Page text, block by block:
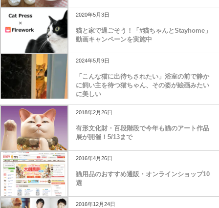
2020年5月3日
猫と家で過ごそう！「#猫ちゃんとStayhome」
動画キャンペーンを実施中
2024年5月9日
「こんな猫に出待ちされたい」浴室の前で静か
に飼い主を待つ猫ちゃん、その姿が絵画みたい
に美しい
2018年2月26日
有形文化財・百段階段で今年も猫のアート作品
展が開催！5/13まで
2016年4月26日
猫用品のおすすめ通販・オンラインショップ10
選
2016年12月24日